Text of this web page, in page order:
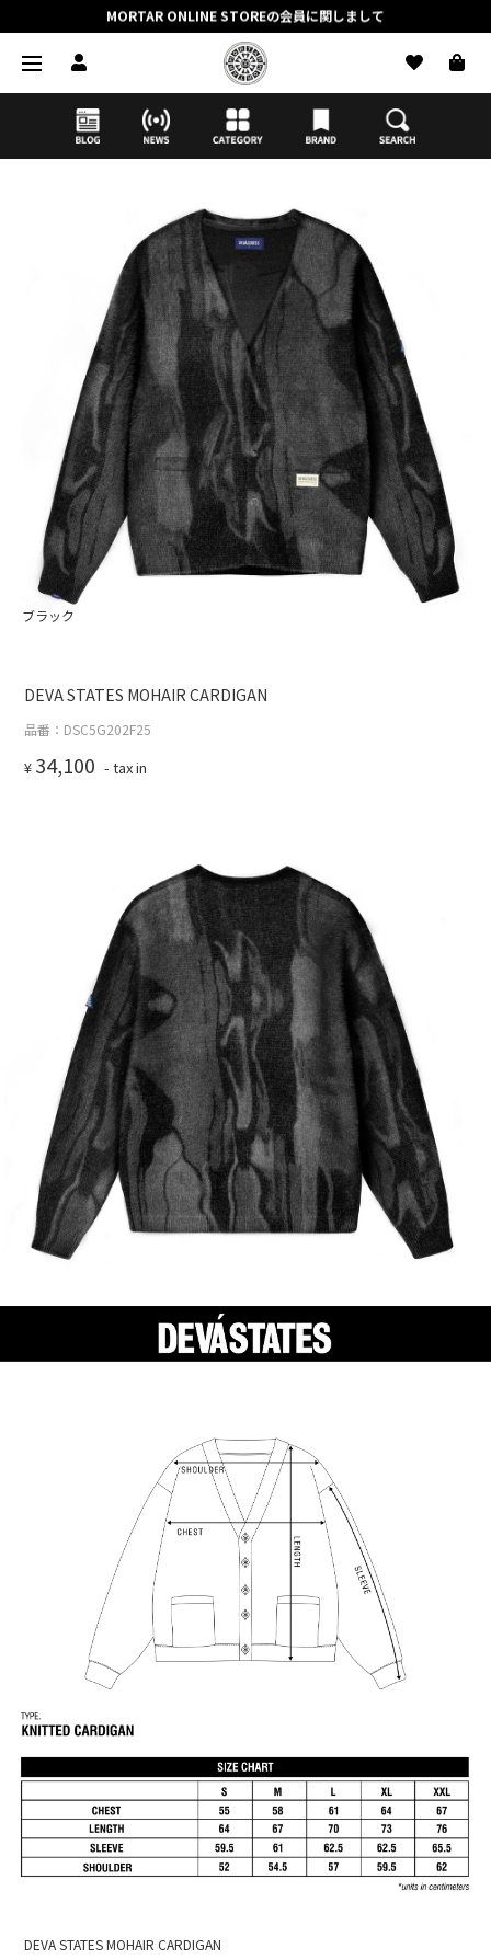
抽選応募時のクレジットカード決済の引き落としに関しまして
【応募前に必ずお読みください】抽選応募に関する注意事項
MORTAR ONLINE STOREの会員に関しまして
ブラック
DEVA STATES MOHAIR CARDIGAN
品番：DSC5G202F25
¥ 34,100 - tax in
DEVA STATES MOHAIR CARDIGAN